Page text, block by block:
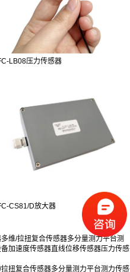
LB08压力传感器
CS81/D放大器
多维/拉扭复合传感器多分量测力平台测
加速度传感器直线位移传感器压力传感
拉扭复合传感器多分量测力平台测力传感